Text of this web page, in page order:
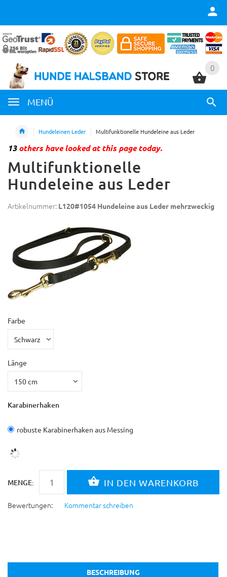
0
MENÜ
0
Hundeleinen Leder Multifunktionelle Hundeleine aus Leder
13others have looked at this page today.
Multifunktionelle
Hundeleine aus Leder
Artikelnummer: L120#1054 Hundeleine aus Leder mehrzweckig
Farbe
Länge
Karabinerhaken
robuste Karabinerhaken aus Messing
MENGE:
Bewertungen: Kommentar schreiben
BESCHREIBUNG